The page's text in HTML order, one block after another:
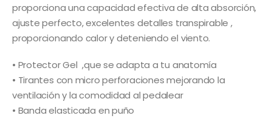
proporciona una capacidad efectiva de alta absorción,
ajuste perfecto, excelentes detalles transpirable ,
proporcionando calor y deteniendo el viento.
• Protector Gel ,que se adapta a tu anatomía
• Tirantes con micro perforaciones mejorando la
ventilación y la comodidad al pedalear
• Banda elasticada en puño